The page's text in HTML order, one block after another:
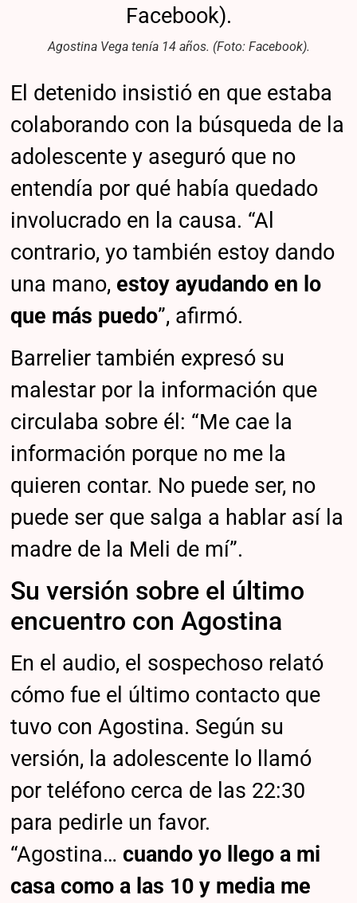
Agostina Vega tenía 14 años. (Foto: Facebook).
El detenido insistió en que estaba
colaborando con la búsqueda de la
adolescente y aseguró que no
entendía por qué había quedado
involucrado en la causa. “Al
contrario, yo también estoy dando
una mano, estoy ayudando en lo
que más puedo”, afirmó.
Barrelier también expresó su
malestar por la información que
circulaba sobre él: “Me cae la
información porque no me la
quieren contar. No puede ser, no
puede ser que salga a hablar así la
madre de la Meli de mí”.
Su versión sobre el último
encuentro con Agostina
En el audio, el sospechoso relató
cómo fue el último contacto que
tuvo con Agostina. Según su
versión, la adolescente lo llamó
por teléfono cerca de las 22:30
para pedirle un favor.
“Agostina…cuando yo llego a mi
casa como a las 10 y media me